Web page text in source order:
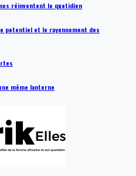
réinventent le quotidien
potentiel et le rayonnement des
même lanterne